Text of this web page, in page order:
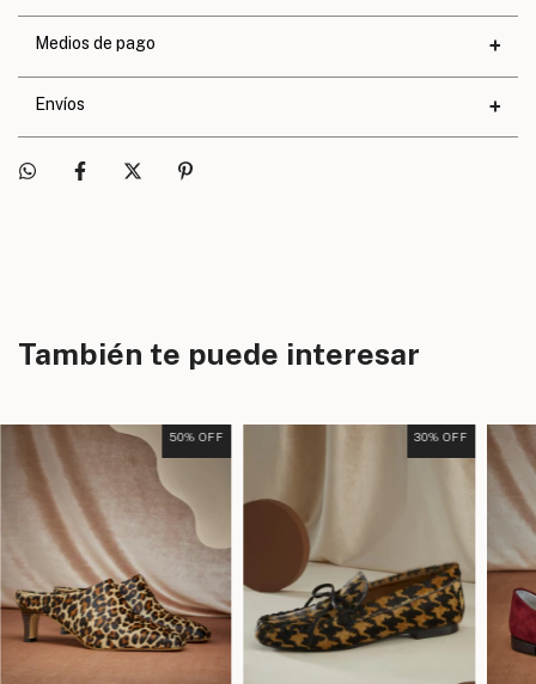
Altura de base
0,7 cm.
Calce
Exacto
Medios de pago
Envíos
También te puede interesar
50% OFF 30% OFF